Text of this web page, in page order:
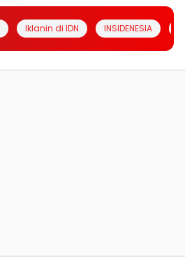
Iklanin di IDN INSIDENESIA